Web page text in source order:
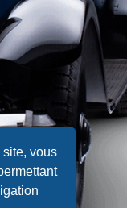
site, vous